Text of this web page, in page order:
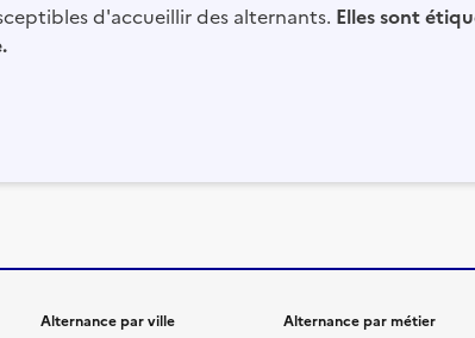
d'accueillir des alternants. Elles sont
Alternance par ville
Alternance par métier